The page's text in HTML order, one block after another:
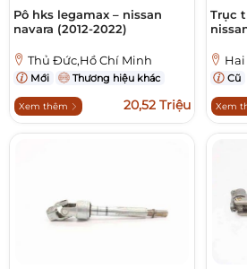
Pô hks legamax – nissan
navara (2012-2022)
Thủ Đức,Hồ Chí Minh
Mới Thương hiệu khác
Xem thêm 20,52 Triệu
Trục
Cũ
Xem